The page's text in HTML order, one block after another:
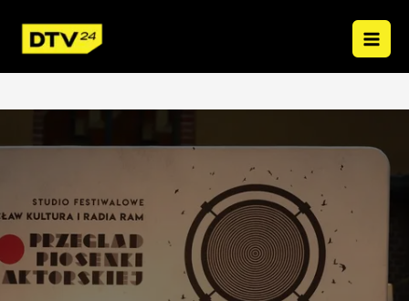
treści